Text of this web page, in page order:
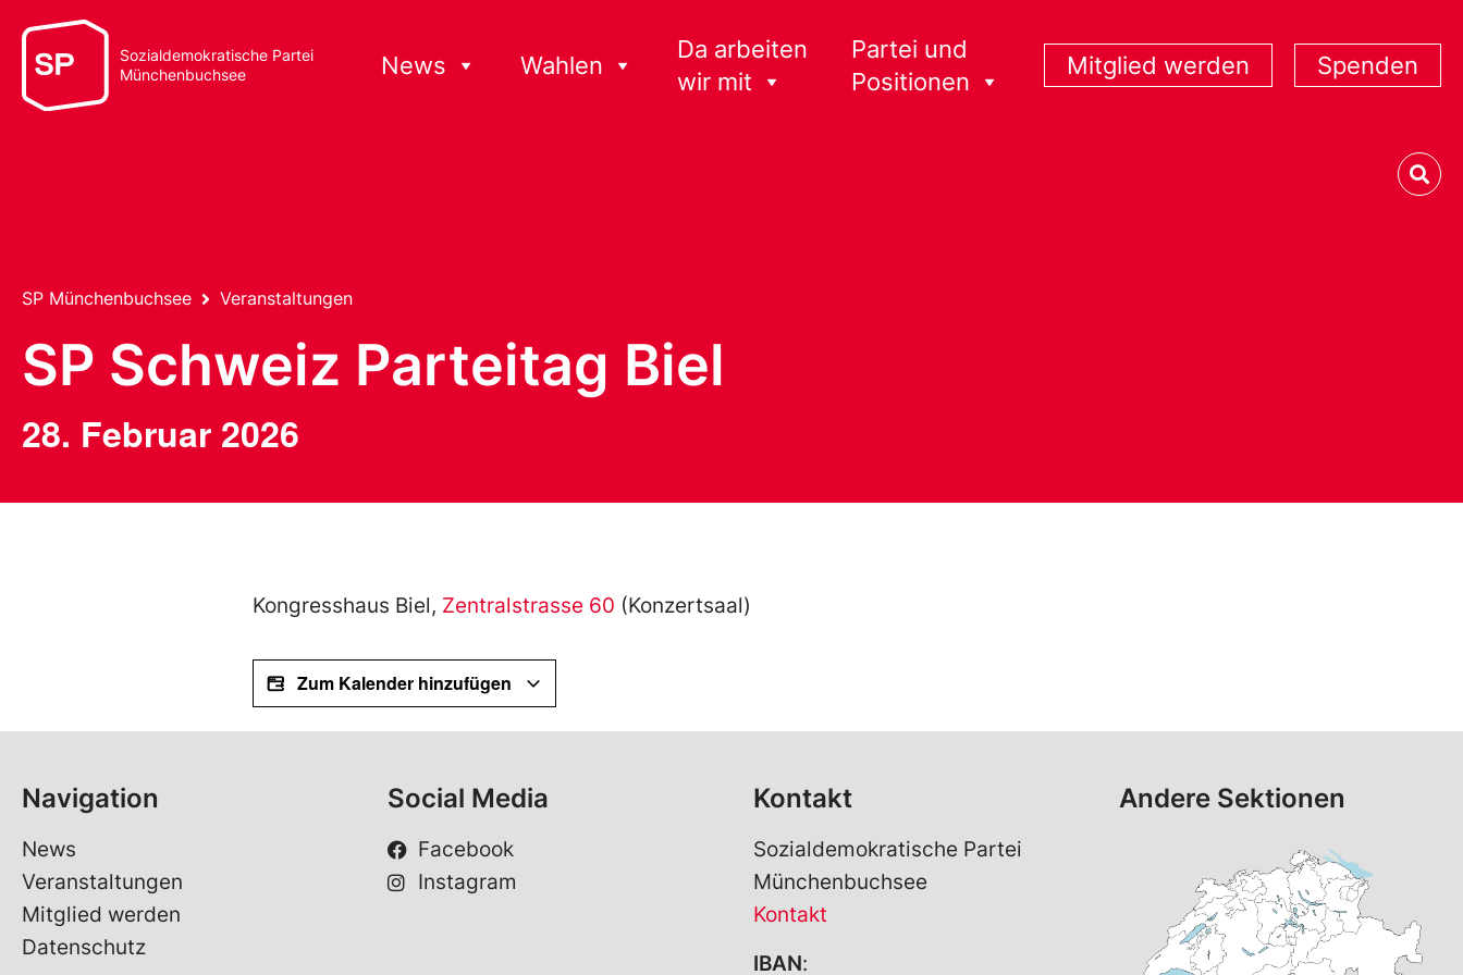
Sozialdemokratische Partei
Münchenbuchsee
News Wahlen
Da arbeiten
wir mit
Partei und
Positionen
Mitglied werden Spenden
SP Münchenbuchsee Veranstaltungen
SP Schweiz Parteitag Biel
28. Februar 2026
Kongresshaus Biel, Zentralstrasse 60 (Konzertsaal)
Zum Kalender hinzufügen
Navigation
News
Veranstaltungen
Mitglied werden
Datenschutz
Social Media
Facebook
Instagram
Kontakt
Sozialdemokratische Partei
Münchenbuchsee
Kontakt
IBAN:
Andere Sektionen